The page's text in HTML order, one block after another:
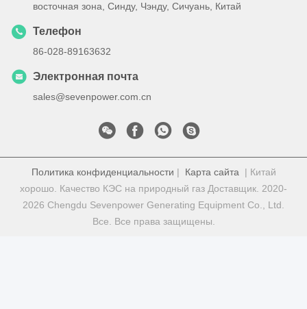
восточная зона, Синду, Чэнду, Сичуань, Китай
Телефон
86-028-89163632
Электронная почта
sales@sevenpower.com.cn
Политика конфиденциальности | Карта сайта| Китай
хорошо. Качество КЭС на природный газ Доставщик. 2020-
2026 Chengdu Sevenpower Generating Equipment Co., Ltd.
Все. Все права защищены.